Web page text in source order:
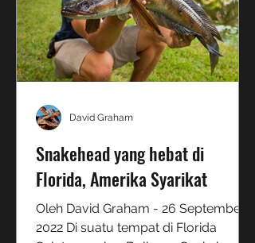
Snakehead yang hebat di
Florida, Amerika Syarikat
Oleh David Graham - 26 September
2022 Di suatu tempat di Florida
David Graham